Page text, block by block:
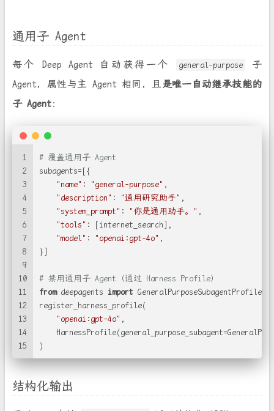
通用子 Agent
每个 Deep Agent 自动获得一个 general-purpose
子
Agent，属性与主 Agent 相同，且是唯一自动继承技能的
子 Agent：
1
2
3
4
5
6
7
8
9
10
11
12
13
14
15
# 覆盖通用子 Agent
subagents=[{
"name" : "general-purpose" ,
"description" : "通用研究助手" ,
"system_prompt" : "你是通用助手。" ,
"tools" : [internet_search],
"model" : "openai:gpt-4o" ,
}]
# 禁用通用子 Agent（通过 Harness Profile）
from deepagents import GeneralPurposeSubagentProfile
register_harness_profile(
"openai:gpt-4o" ,
)
结构化输出